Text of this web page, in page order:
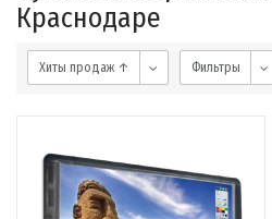
Краснодаре
Хиты продаж ↑ Фильтры